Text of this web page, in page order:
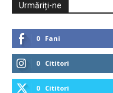
Urmăriți-ne
0 Fani
0 Cititori
0 Cititori